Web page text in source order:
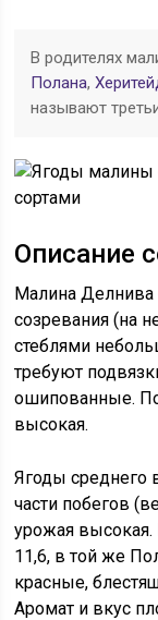
В родителях
Полана,
называют
Описание
Малина Делнива
созревания (на
стеблями
требуют
ошипованные.
высокая.
Ягоды среднего
части побегов
урожая
11,6, в той же
красные,
Аромат и вкус